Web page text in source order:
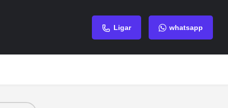
Ligar whatsapp